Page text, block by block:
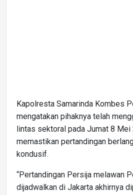
Kapolresta Samarinda Kombes
mengatakan pihaknya telah
lintas sektoral pada Jumat 8 Mei
memastikan pertandingan
kondusif.
“Pertandingan Persija melawan
dijadwalkan di Jakarta akhirnya